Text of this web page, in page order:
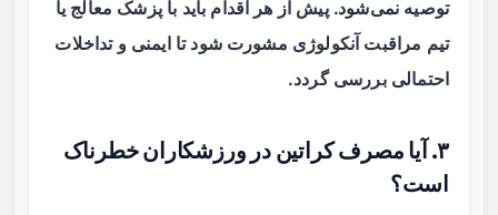
توصیه نمی‌شود. پیش از هر اقدام باید با پزشک معالج یا
تیم مراقبت آنکولوژی مشورت شود تا ایمنی و تداخلات
احتمالی بررسی گردد.
۳. آیا مصرف کراتین در ورزشکاران خطرناک
است؟